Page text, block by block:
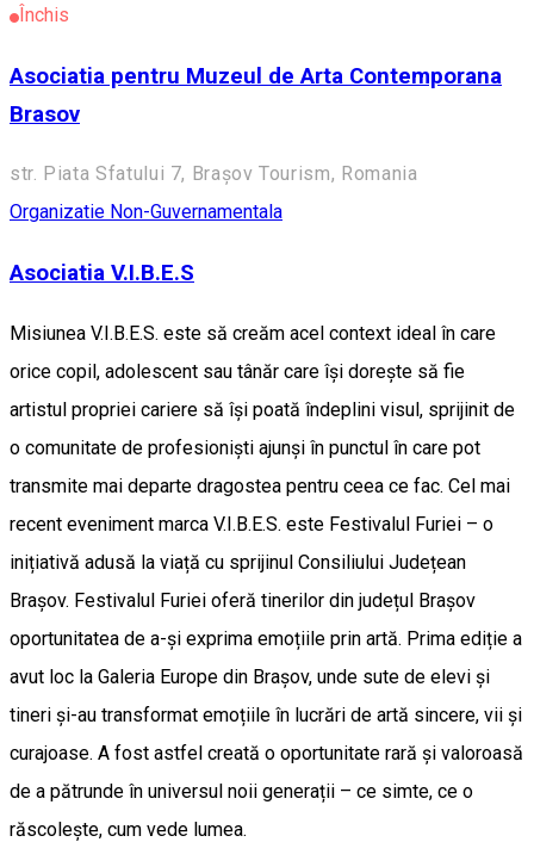
Închis
Asociatia pentru Muzeul de Arta Contemporana
Brasov
str. Piata Sfatului 7, Brașov Tourism, Romania
Organizatie Non-Guvernamentala
Asociatia V.I.B.E.S
Misiunea V.I.B.E.S. este să creăm acel context ideal în care
orice copil, adolescent sau tânăr care își dorește să fie
artistul propriei cariere să își poată îndeplini visul, sprijinit de
o comunitate de profesioniști ajunși în punctul în care pot
transmite mai departe dragostea pentru ceea ce fac. Cel mai
recent eveniment marca V.I.B.E.S. este Festivalul Furiei – o
inițiativă adusă la viață cu sprijinul Consiliului Județean
Brașov. Festivalul Furiei oferă tinerilor din județul Brașov
oportunitatea de a-și exprima emoțiile prin artă. Prima ediție a
avut loc la Galeria Europe din Brașov, unde sute de elevi și
tineri și-au transformat emoțiile în lucrări de artă sincere, vii și
curajoase. A fost astfel creată o oportunitate rară și valoroasă
de a pătrunde în universul noii generații – ce simte, ce o
răscolește, cum vede lumea.